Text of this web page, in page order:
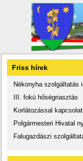
Friss hírek
Nékonyha szolgáltatás
III. fokú hőségriasztás
Korlátozással
Polgármesteri Hivatal
Falugazdászi